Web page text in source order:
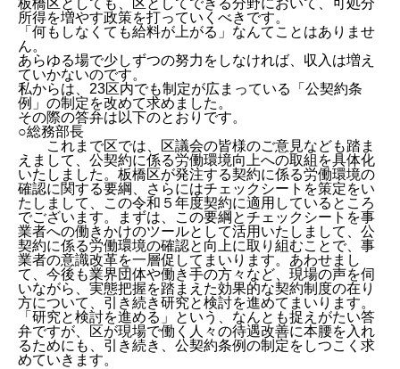
板橋区としても、区としてできる分野において、可処分
所得を増やす政策を打っていくべきです。
「何もしなくても給料が上がる」なんてことはありませ
ん。
あらゆる場で少しずつの努力をしなければ、収入は増え
ていかないのです。
私からは、23区内でも制定が広まっている「公契約条
例」の制定を改めて求めました。
その際の答弁は以下のとおりです。
○総務部長
これまで区では、区議会の皆様のご意見なども踏ま
えまして、公契約に係る労働環境向上への取組を具体化
いたしました。板橋区が発注する契約に係る労働環境の
確認に関する要綱、さらにはチェックシートを策定をい
たしまして、この令和５年度契約に適用しているところ
でございます。まずは、この要綱とチェックシートを事
業者への働きかけのツールとして活用いたしまして、公
契約に係る労働環境の確認と向上に取り組むことで、事
業者の意識改革を一層促してまいります。あわせまし
て、今後も業界団体や働き手の方々など、現場の声を伺
いながら、実態把握を踏まえた効果的な契約制度の在り
方について、引き続き研究と検討を進めてまいります。
「研究と検討を進める」という、なんとも捉えがたい答
弁ですが、区が現場で働く人々の待遇改善に本腰を入れ
るためにも、引き続き、公契約条例の制定をしつこく求
めていきます。